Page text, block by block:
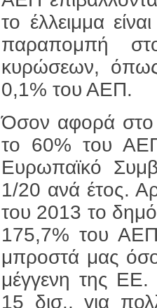
το έλλειμμα
παραπομπή
κυρώσεων,
0,1% του ΑΕΠ.
Όσον αφορά στο
το 60% του ΑΕΠ
Ευρωπαϊκό
1/20 ανά έτος.
του 2013 το
175,7% του ΑΕΠ,
μπροστά μας
μέγγενη της ΕΕ.
15 δισ., για